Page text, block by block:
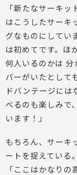
「新たなサーキ
はこうしたサーキ
グなものにしてい
は初めてです。ほ
何人いるのかは
バーがいたとして
ドバンテージには
べるのも楽しみで
います！」
もちろん、サーキ
ートを捉えている。
「ここはかなり